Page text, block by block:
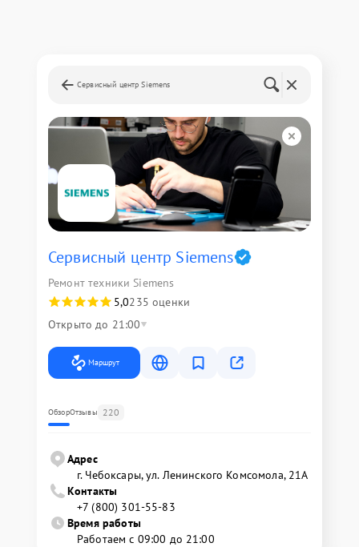
Сервисный центр Siemens
Сервисный центр Siemens
Ремонт техники Siemens
5,0235 оценки
Открыто до 21:00
Маршрут
ОбзорОтзывы 220
Адрес
г. Чебоксары, ул. Ленинского Комсомола, 21А
Контакты
+7 (800) 301-55-83
Время работы
Работаем с 09:00 до 21:00